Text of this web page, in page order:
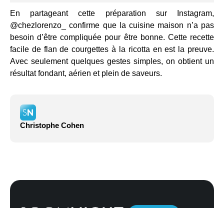
En partageant cette préparation sur Instagram,
@chezlorenzo_ confirme que la cuisine maison n’a pas
besoin d’être compliquée pour être bonne. Cette recette
facile de flan de courgettes à la ricotta en est la preuve.
Avec seulement quelques gestes simples, on obtient un
résultat fondant, aérien et plein de saveurs.
Christophe Cohen